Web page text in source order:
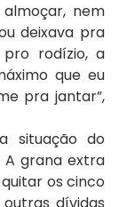
nem
deixava pra
pro rodízio, a
que eu
pra jantar”,
situação do
A grana extra
os cinco